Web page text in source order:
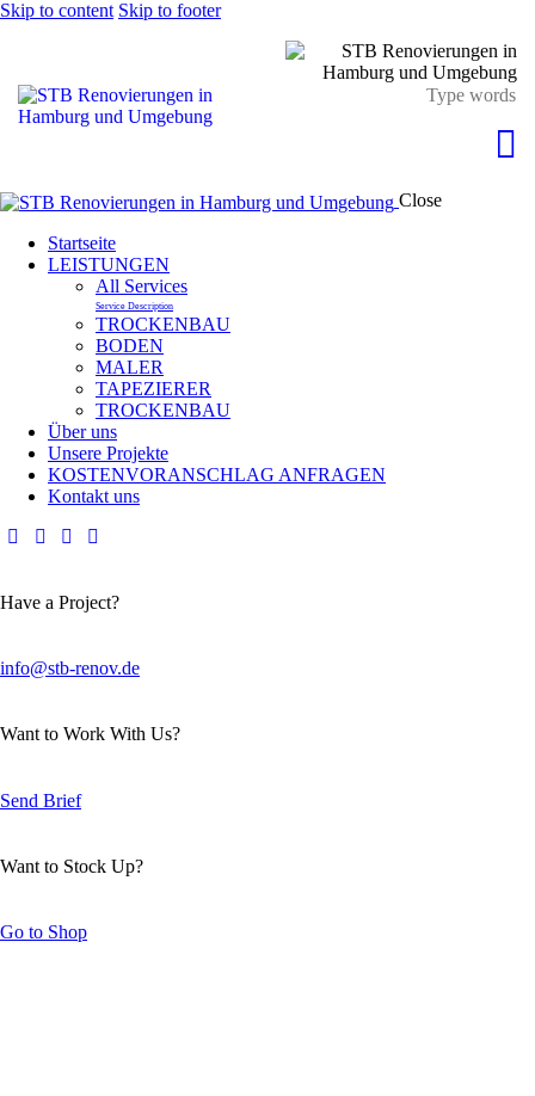
Skip to content Skip to footer
Close
Startseite
LEISTUNGEN
All Services
Service Description
TROCKENBAU
BODEN
MALER
TAPEZIERER
TROCKENBAU
Über uns
Unsere Projekte
KOSTENVORANSCHLAG ANFRAGEN
Kontakt uns
Have a Project?
info@stb-renov.de
Want to Work With Us?
Send Brief
Want to Stock Up?
Go to Shop